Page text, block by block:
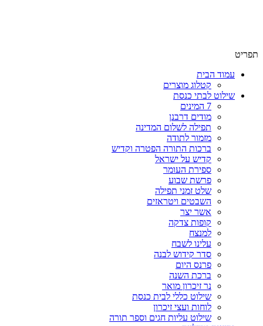
תפריט
עמוד הבית
קטלוג מוצרים
שילוט לבתי כנסת
7 המינים
מודים דרבנן
תפילה לשלום המדינה
מזמור לתודה
ברכות התורה הפטרה וקדיש
קדיש על ישראל
ספירת העומר
פרשת שבוע
שלט זמני תפילה
השבטים ויטראזים
אשר יצר
קופות צדקה
למנצח
עלינו לשבח
סדר קידוש לבנה
פרנס היום
ברכת השנה
נר זיכרון מואר
שילוט כללי לבית כנסת
לוחות ועצי זיכרון
שילוט עליות חגים וספר תורה